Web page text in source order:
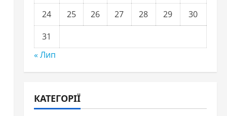
24
25 26 27 28 29
30
31
« Лип
КАТЕГОРІЇ